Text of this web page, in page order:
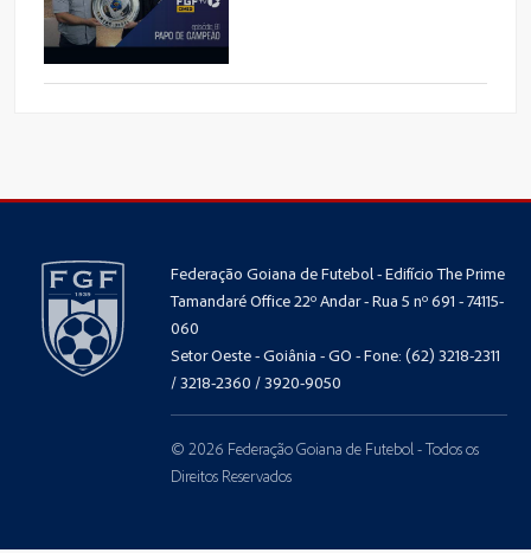
Federação Goiana de Futebol - Edifício The Prime
Tamandaré Office 22º Andar - Rua 5 nº 691 - 74115-
060
Setor Oeste - Goiânia - GO - Fone: (62) 3218-2311
/ 3218-2360 / 3920-9050
© 2026 Federação Goiana de Futebol - Todos os
Direitos Reservados